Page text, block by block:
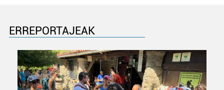
ERREPORTAJEAK